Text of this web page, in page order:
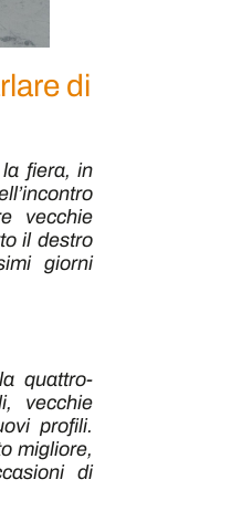
di
fiera, in
vecchie
il destro
giorni
quattro-
vecchie
profili.
migliore,
di